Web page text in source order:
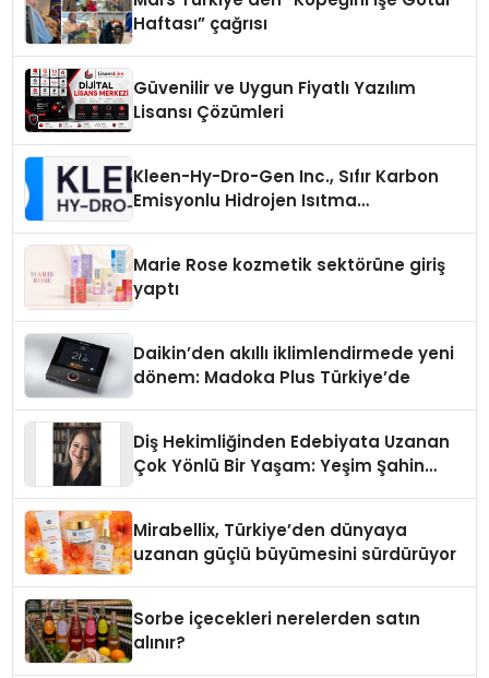
Haftası” çağrısı
Güvenilir ve Uygun Fiyatlı Yazılım
Lisansı Çözümleri
Kleen-Hy-Dro-Gen Inc., Sıfır Karbon
Emisyonlu Hidrojen Isıtma
Marie Rose kozmetik sektörüne giriş
yaptı
Daikin’den akıllı iklimlendirmede yeni
dönem: Madoka Plus Türkiye’de
Diş Hekimliğinden Edebiyata Uzanan
Çok Yönlü Bir Yaşam: Yeşim Şahin
Mirabellix, Türkiye’den dünyaya
uzanan güçlü büyümesini sürdürüyor
Sorbe içecekleri nerelerden satın
alınır?